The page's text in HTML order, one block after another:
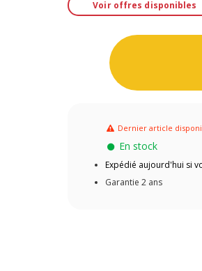
Voir offres disponibles
Dernier article
En stock
Expédié aujourd'hui si
Garantie 2 ans